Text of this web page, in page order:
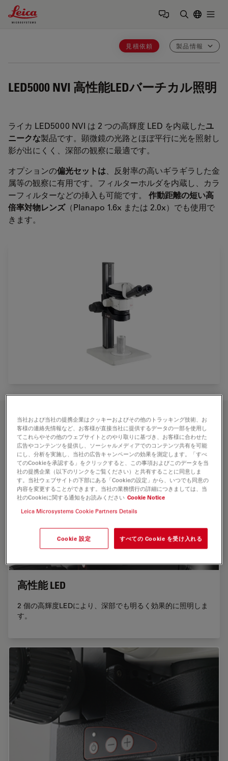
Leica Microsystems Logo
見積依頼 製品情報
LED5000 NVI 高性能LEDバーチカル照明
ライカ LED5000 NVI は 2 つの高輝度 LED を内蔵したユ
ニークな製品です。顕微鏡の光路とほぼ平行に光を照射し
影が出にくく、深部の観察に最適です。
オプションの偏光セットは 、反射率の高いギラギラした金
属等の観察に有用です。フィルターホルダを内蔵し、カラ
ーフィルターなどの挿入も可能です。 作動距離の短い高
倍率対物レンズ（Planapo 1.6x または 2.0x）でも使用で
きます。
高性能 LED
2 個の高輝度LEDにより、深部でも明るく効果的に照明しま
す。
当社および当社の提携企業はクッキーおよびその他のトラッキング技術、お
客様の連絡先情報など、お客様が直接当社に提供するデータの一部を使用し
てこれらやその他のウェブサイトとのやり取りに基づき、お客様に合わせた
広告やコンテンツを提供し、ソーシャルメディアでのコンテンツ共有を可能
にし、分析を実施し、当社の広告キャンペーンの効果を測定します。「すべ
てのCookieを承認する」をクリックすると、この事項およびこのデータを当
社の提携企業（以下のリンクをご覧ください）と共有することに同意しま
す。当社ウェブサイトの下部にある「Cookieの設定」から、いつでも同意の
内容を変更することができます。当社の業務慣行の詳細につきましては、当
社のCookieに関する通知をお読みください Cookie Notice
Leica Microsystems Cookie Partners Details
Cookie 設定 すべての Cookie を受け入れる